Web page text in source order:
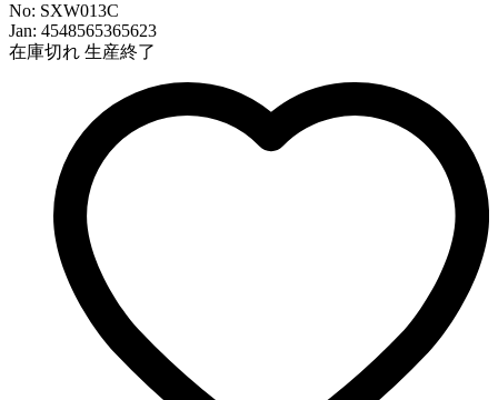
No: SXW013C
Jan: 4548565365623
在庫切れ 生産終了